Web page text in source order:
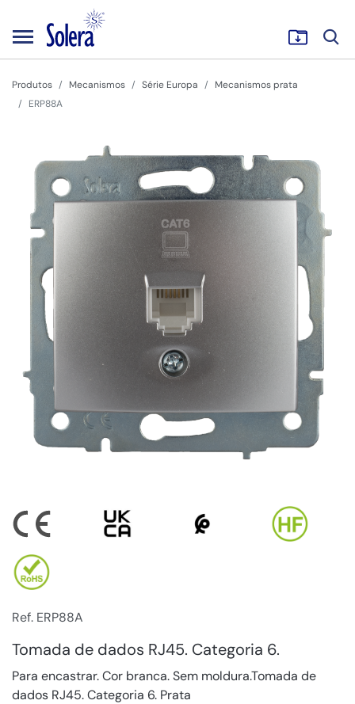
Produtos Mecanismos Série Europa
Mecanismos prata
ERP88A
Ref. ERP88A
Tomada de dados RJ45. Categoria 6.
Para encastrar. Cor branca. Sem moldura.Tomada de
dados RJ45. Categoria 6. Prata